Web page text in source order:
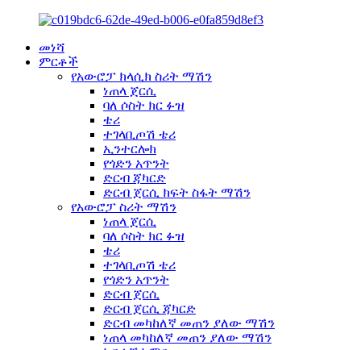
መነሻ
ምርቶች
የአውሮፓ ክላሲክ ስሪት ማሽን
ነጠላ ጀርሲ
ባለ ሶስት ክር ፉዝ
ቴሪ
ተገላቢጦሽ ቴሪ
ኢንተርሎክ
የጎድን አጥንት
ድርብ ጃካርድ
ድርብ ጀርሲ ክፍት ስፋት ማሽን
የአውሮፓ ስሪት ማሽን
ነጠላ ጀርሲ
ባለ ሶስት ክር ፉዝ
ቴሪ
ተገላቢጦሽ ቴሪ
የጎድን አጥንት
ድርብ ጀርሲ
ድርብ ጀርሲ ጃካርድ
ድርብ መካከለኛ መጠን ያለው ማሽን
ነጠላ መካከለኛ መጠን ያለው ማሽን